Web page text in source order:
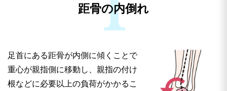
距骨の内倒れ
足首にある距骨が内側に傾くことで
重心が親指側に移動し、親指の付け
根などに必要以上の負荷がかかるこ